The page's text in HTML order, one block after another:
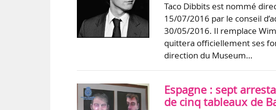
Taco Dibbits est nommé
15/07/2016 par le conseil
30/05/2016. Il remplace
quittera officiellement ses
direction du Museum…
Espagne : sept
de cinq tableaux de